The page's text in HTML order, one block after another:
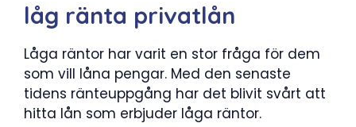
låg ränta privatlån
Låga räntor har varit en stor fråga för dem
som vill låna pengar. Med den senaste
tidens ränteuppgång har det blivit svårt att
hitta lån som erbjuder låga räntor.